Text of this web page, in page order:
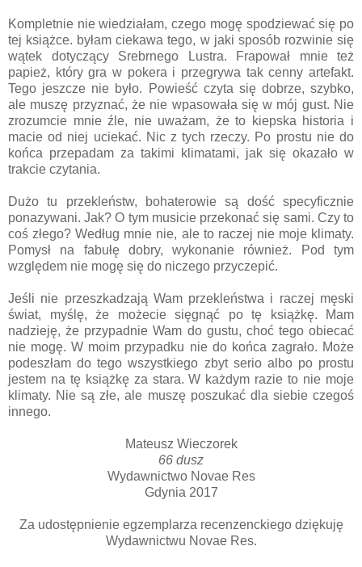
Kompletnie nie wiedziałam, czego mogę spodziewać się po
tej książce. byłam ciekawa tego, w jaki sposób rozwinie się
wątek dotyczący Srebrnego Lustra. Frapował mnie też
papież, który gra w pokera i przegrywa tak cenny artefakt.
Tego jeszcze nie było. Powieść czyta się dobrze, szybko,
ale muszę przyznać, że nie wpasowała się w mój gust. Nie
zrozumcie mnie źle, nie uważam, że to kiepska historia i
macie od niej uciekać. Nic z tych rzeczy. Po prostu nie do
końca przepadam za takimi klimatami, jak się okazało w
trakcie czytania.
Dużo tu przekleństw, bohaterowie są dość specyficznie
ponazywani. Jak? O tym musicie przekonać się sami. Czy to
coś złego? Według mnie nie, ale to raczej nie moje klimaty.
Pomysł na fabułę dobry, wykonanie również. Pod tym
względem nie mogę się do niczego przyczepić.
Jeśli nie przeszkadzają Wam przekleństwa i raczej męski
świat, myślę, że możecie sięgnąć po tę książkę. Mam
nadzieję, że przypadnie Wam do gustu, choć tego obiecać
nie mogę. W moim przypadku nie do końca zagrało. Może
podeszłam do tego wszystkiego zbyt serio albo po prostu
jestem na tę książkę za stara. W każdym razie to nie moje
klimaty. Nie są złe, ale muszę poszukać dla siebie czegoś
innego.
Mateusz Wieczorek
66 dusz
Wydawnictwo Novae Res
Gdynia 2017
Za udostępnienie egzemplarza recenzenckiego dziękuję
Wydawnictwu Novae Res.